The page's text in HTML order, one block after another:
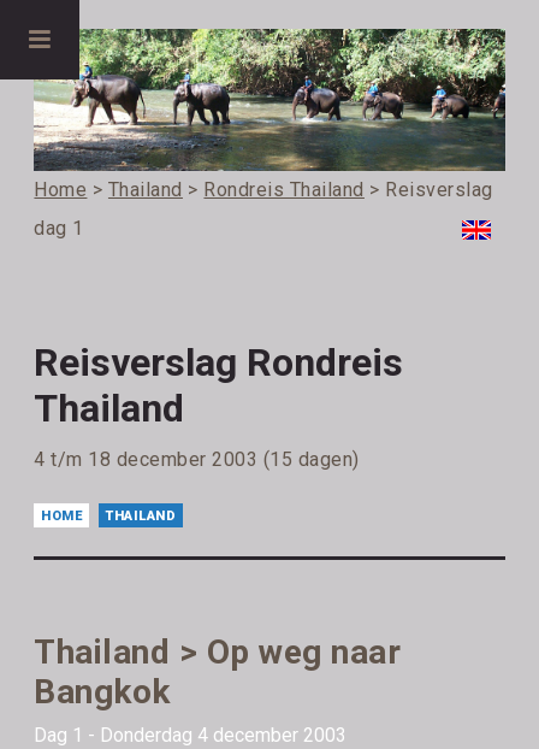
Home > Thailand > Rondreis Thailand > Reisverslag
dag 1
Reisverslag Rondreis
Thailand
4 t/m 18 december 2003 (15 dagen)
HOME THAILAND
Thailand > Op weg naar
Bangkok
Dag 1 - Donderdag 4 december 2003